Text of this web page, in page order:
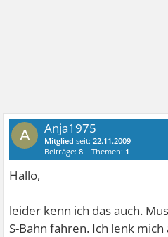
A Anja1975
Mitglied seit:22.11.2009
Beiträge:8 Themen: 1
Hallo,
leider kenn ich das auch.
S-Bahn fahren. Ich lenk